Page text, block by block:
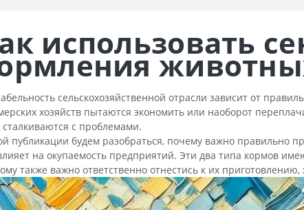
использовать
сельскохозяйственной отрасли зависит от
хозяйств пытаются экономить или наоборот
сталкиваются с проблемами.
публикации будем разобраться, почему важно правильно
на окупаемость предприятий. Эти два типа кормов
также важно ответственно отнестись к их